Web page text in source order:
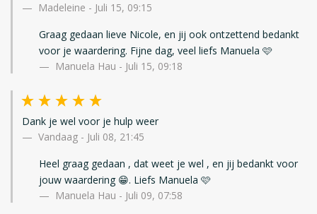
Madeleine - Juli 15, 09:15
Graag gedaan lieve Nicole, en jij ook ontzettend bedankt
voor je waardering. Fijne dag, veel liefs Manuela 🩷
Manuela Hau - Juli 15, 09:18
Dank je wel voor je hulp weer
Vandaag - Juli 08, 21:45
Heel graag gedaan , dat weet je wel , en jij bedankt voor
jouw waardering 😁. Liefs Manuela 🩷
Manuela Hau - Juli 09, 07:58